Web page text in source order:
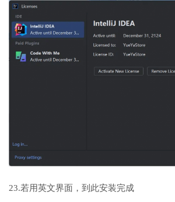
23.若用英文界面，到此安装完成